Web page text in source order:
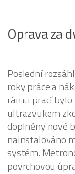
Oprava za
Poslední
roky práce a
rámci prací
ultrazvukem
doplněny nové
nainstalováno
systém.
povrchovou